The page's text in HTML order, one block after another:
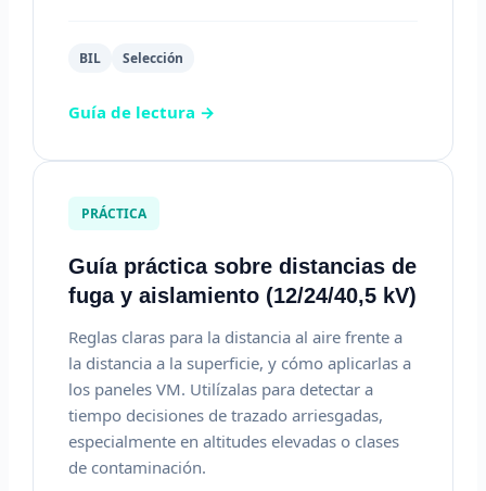
BIL Selección
Guía de lectura →
PRÁCTICA
Guía práctica sobre distancias de
fuga y aislamiento (12/24/40,5 kV)
Reglas claras para la distancia al aire frente a
la distancia a la superficie, y cómo aplicarlas a
los paneles VM. Utilízalas para detectar a
tiempo decisiones de trazado arriesgadas,
especialmente en altitudes elevadas o clases
de contaminación.